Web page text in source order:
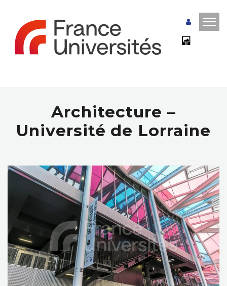
Architecture –
Université de Lorraine